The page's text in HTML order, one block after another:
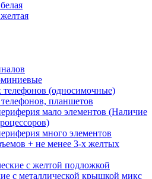
(односимочные)
планшетов
мало элементов (Наличие
много элементов
+ не менее 3-х желтых
с желтой подложкой
с металлической крышкой микс